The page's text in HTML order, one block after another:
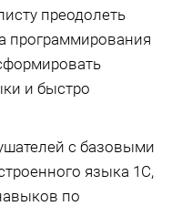
преодолеть
программирования
и быстро
с базовыми
языка 1С,
по